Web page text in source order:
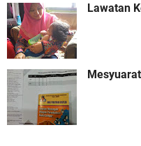
Lawatan